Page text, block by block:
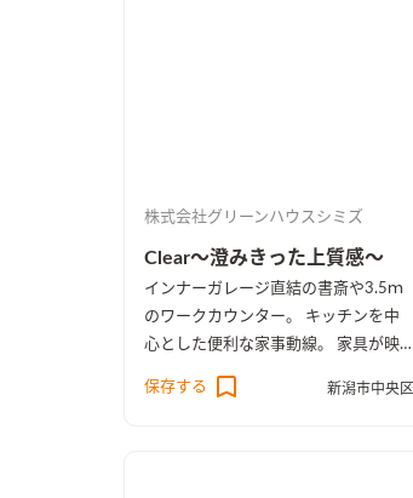
株式会社グリーンハウスシミズ
Clear～澄みきった上質感～
インナーガレージ直結の書斎や3.5ｍ
のワークカウンター。 キッチンを中
心とした便利な家事動線。 家具が映
えるアトリエのように自由で凛とした
空間です。
保存する 新潟市中央区